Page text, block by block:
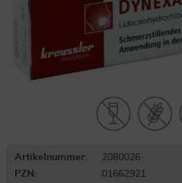
Artikelnummer:
2080026
PZN:
01662921